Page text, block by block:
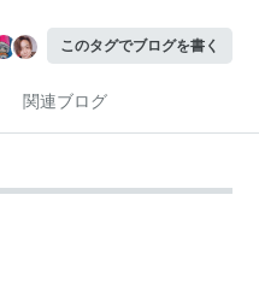
このタグでブログを書く
関連ブログ